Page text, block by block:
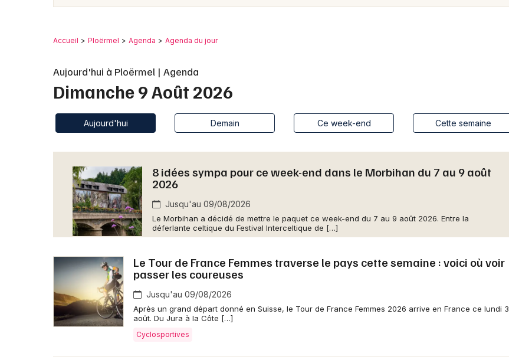
Sorties famille
Sorties & loisirs
Aujourd'hui en Bretagne
Actus à Ploërmel
Mulhouse
Strasbourg
Toulouse
Toutes les villes
Accueil Ploërmel Agenda Agenda du jour
Aujourd'hui à Ploërmel | Agenda
Dimanche 9 Août 2026
Aujourd'hui Demain Ce week-end Cette semaine
8 idées sympa pour ce week-end dans le Morbihan du 7 au 9 août
2026
Jusqu'au 09/08/2026
Le Morbihan a décidé de mettre le paquet ce week-end du 7 au 9 août 2026. Entre la
déferlante celtique du Festival Interceltique de […]
Le Tour de France Femmes traverse le pays cette semaine : voici où voir
passer les coureuses
Jusqu'au 09/08/2026
Après un grand départ donné en Suisse, le Tour de France Femmes 2026 arrive en France ce lundi 3
août. Du Jura à la Côte […]
Cyclosportives